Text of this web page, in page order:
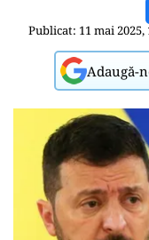
Publicat: 11 mai 2025,
Adaugă-